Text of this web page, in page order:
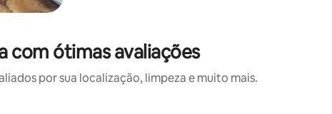
com ótimas avaliações
por sua localização, limpeza e muito mais.